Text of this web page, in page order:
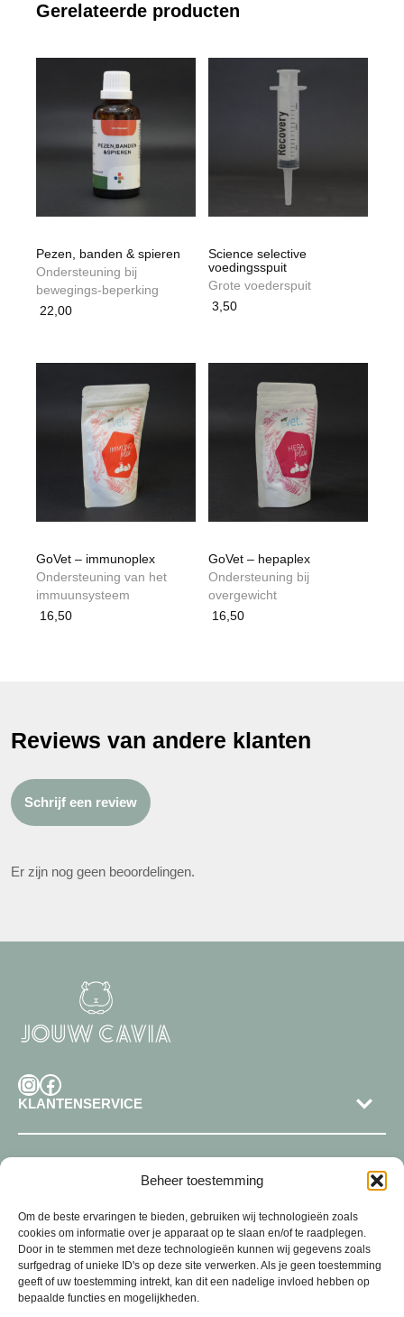
Beheer toestemming
Om de beste ervaringen te bieden, gebruiken wij technologieën zoals
cookies om informatie over je apparaat op te slaan en/of te raadplegen.
Door in te stemmen met deze technologieën kunnen wij gegevens zoals
surfgedrag of unieke ID's op deze site verwerken. Als je geen toestemming
geeft of uw toestemming intrekt, kan dit een nadelige invloed hebben op
bepaalde functies en mogelijkheden.
Gerelateerde producten
Pezen, banden & spieren
Ondersteuning bij
bewegings-beperking
22,00
Science selective
voedingsspuit
Grote voederspuit
3,50
GoVet – immunoplex
Ondersteuning van het
immuunsysteem
16,50
GoVet – hepaplex
Ondersteuning bij
overgewicht
16,50
Reviews van andere klanten
Schrijf een review
Er zijn nog geen beoordelingen.
InstagramFacebook
KLANTENSERVICE